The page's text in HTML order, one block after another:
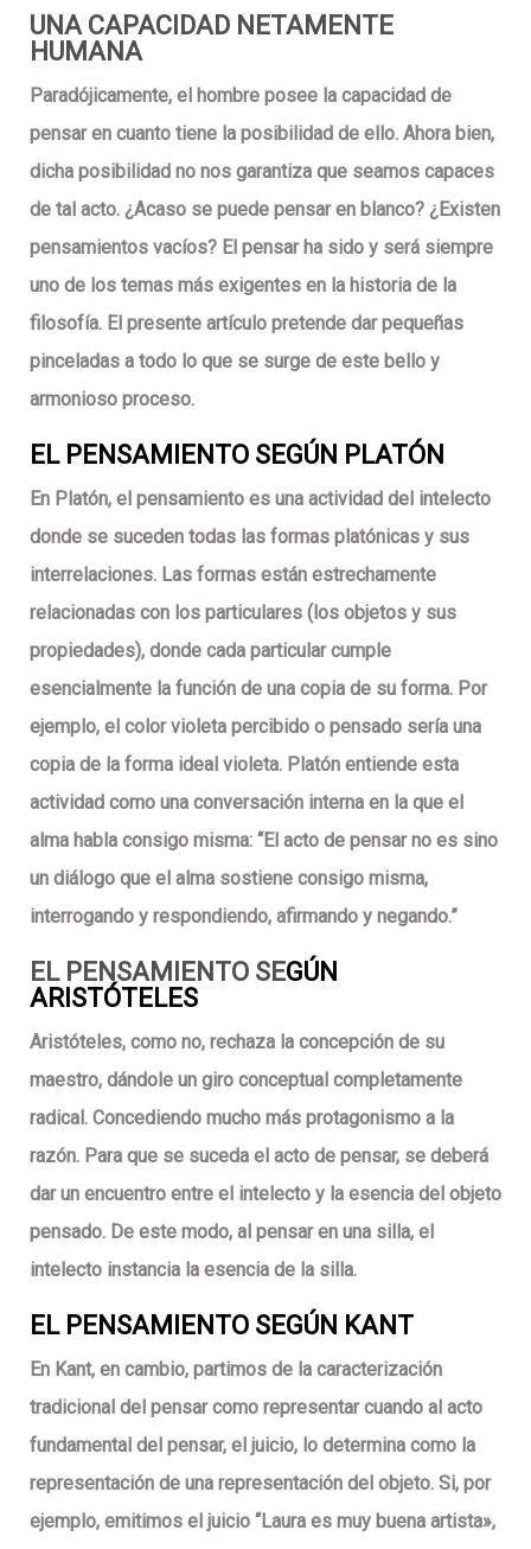
UNA CAPACIDAD NETAMENTE
HUMANA
Paradójicamente, el hombre posee la capacidad de
pensar en cuanto tiene la posibilidad de ello. Ahora bien,
dicha posibilidad no nos garantiza que seamos capaces
de tal acto. ¿Acaso se puede pensar en blanco? ¿Existen
pensamientos vacíos? El pensar ha sido y será siempre
uno de los temas más exigentes en la historia de la
filosofía. El presente artículo pretende dar pequeñas
pinceladas a todo lo que se surge de este bello y
armonioso proceso.
EL PENSAMIENTO SEGÚN PLATÓN
En Platón, el pensamiento es una actividad del intelecto
donde se suceden todas las formas platónicas y sus
interrelaciones. Las formas están estrechamente
relacionadas con los particulares (los objetos y sus
propiedades), donde cada particular cumple
esencialmente la función de una copia de su forma. Por
ejemplo, el color violeta percibido o pensado sería una
copia de la forma ideal violeta. Platón entiende esta
actividad como una conversación interna en la que el
alma habla consigo misma: “El acto de pensar no es sino
un diálogo que el alma sostiene consigo misma,
interrogando y respondiendo, afirmando y negando.”
EL PENSAMIENTO SEGÚN
ARISTÓTELES
Aristóteles, como no, rechaza la concepción de su
maestro, dándole un giro conceptual completamente
radical. Concediendo mucho más protagonismo a la
razón. Para que se suceda el acto de pensar, se deberá
dar un encuentro entre el intelecto y la esencia del objeto
pensado. De este modo, al pensar en una silla, el
intelecto instancia la esencia de la silla.
EL PENSAMIENTO SEGÚN KANT
En Kant, en cambio, partimos de la caracterización
tradicional del pensar como representar cuando al acto
fundamental del pensar, el juicio, lo determina como la
representación de una representación del objeto. Si, por
ejemplo, emitimos el juicio “Laura es muy buena artista»,